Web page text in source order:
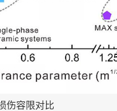
伤容限对比